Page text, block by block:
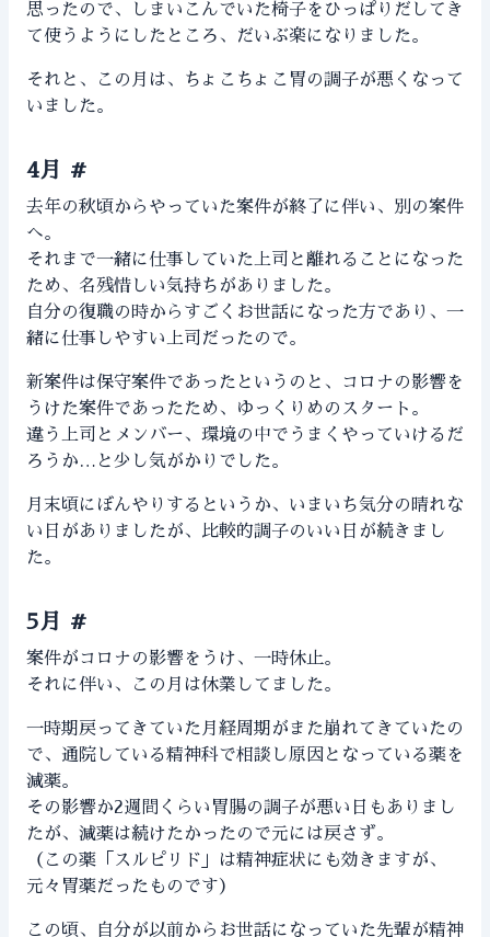
思ったので、しまいこんでいた椅子をひっぱりだしてき
て使うようにしたところ、だいぶ楽になりました。
それと、この月は、ちょこちょこ胃の調子が悪くなって
いました。
4月 #
去年の秋頃からやっていた案件が終了に伴い、別の案件
へ。
それまで一緒に仕事していた上司と離れることになった
ため、名残惜しい気持ちがありました。
自分の復職の時からすごくお世話になった方であり、一
緒に仕事しやすい上司だったので。
新案件は保守案件であったというのと、コロナの影響を
うけた案件であったため、ゆっくりめのスタート。
違う上司とメンバー、環境の中でうまくやっていけるだ
ろうか…と少し気がかりでした。
月末頃にぼんやりするというか、いまいち気分の晴れな
い日がありましたが、比較的調子のいい日が続きまし
た。
5月 #
案件がコロナの影響をうけ、一時休止。
それに伴い、この月は休業してました。
一時期戻ってきていた月経周期がまた崩れてきていたの
で、通院している精神科で相談し原因となっている薬を
減薬。
その影響か2週間くらい胃腸の調子が悪い日もありまし
たが、減薬は続けたかったので元には戻さず。
（この薬「スルピリド」は精神症状にも効きますが、
元々胃薬だったものです）
この頃、自分が以前からお世話になっていた先輩が精神